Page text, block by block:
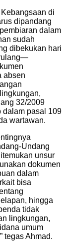
di
dipandang
dalam
sudah
dibekukan hari
absen
32/2009
dalam pasal 109
wartawan.
Undang
unsur
dokumen
dalam
bisa
hingga
tidak
lingkungan,
umum
tegas Ahmad.